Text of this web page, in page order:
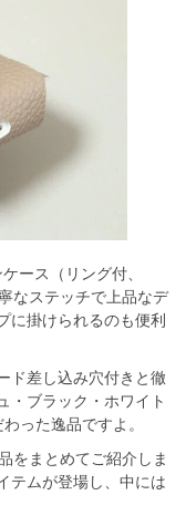
ース（リング付、
なステッチで上品なデ
に掛けられるのも便利
ド差し込み穴付きと徹
・ブラック・ホワイト
った逸品ですよ。
をまとめてご紹介しま
テムが登場し、中には